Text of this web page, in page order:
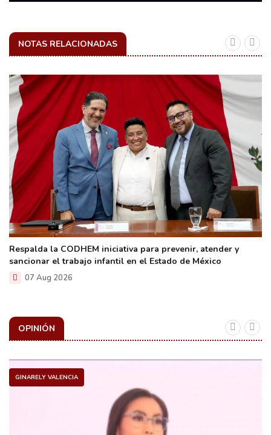
NOTAS RELACIONADAS
Respalda la CODHEM iniciativa para prevenir, atender y
sancionar el trabajo infantil en el Estado de México
07 Aug 2026
OPINIÓN
GINARELY VALENCIA